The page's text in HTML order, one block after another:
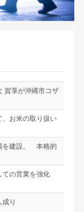
賀享が沖縄市コザ
お米の取り扱い
を建設。 本格的
ての営業を強化
り